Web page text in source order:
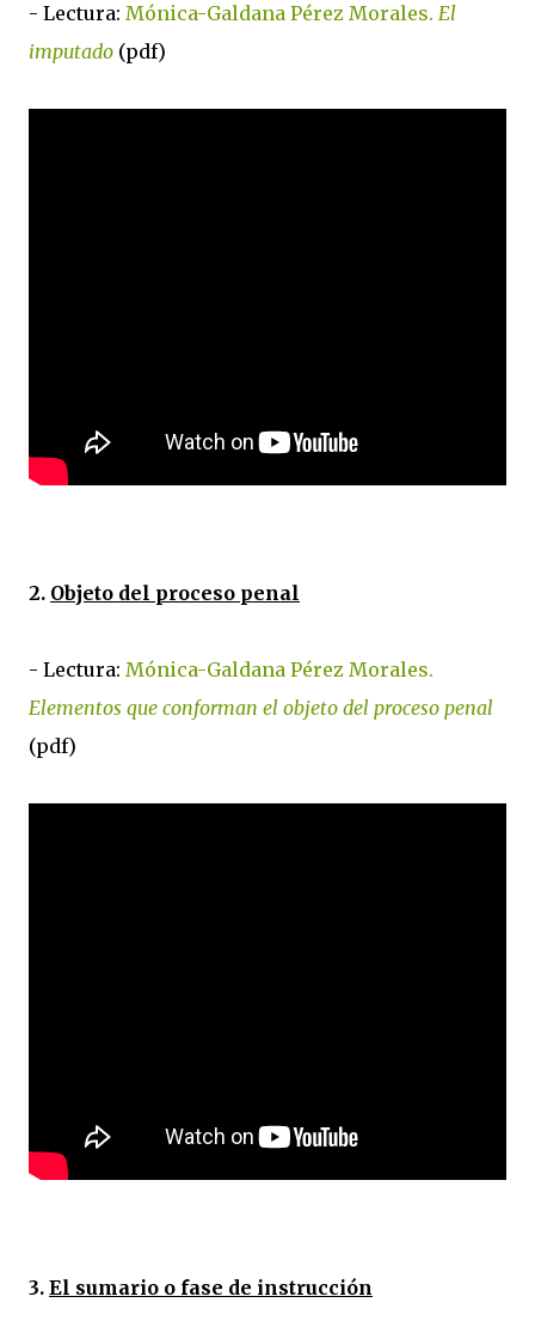
- Lectura: Mónica-Galdana Pérez Morales. El
imputado (pdf)
2. Objeto del proceso penal
- Lectura: Mónica-Galdana Pérez Morales.
Elementos que conforman el objeto del proceso penal
(pdf)
3. El sumario o fase de instrucción